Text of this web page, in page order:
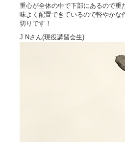
重心が全体の中で下部にあるので
味よく配置できているので軽やか
切りです！
J.Nさん(現役講習会生)